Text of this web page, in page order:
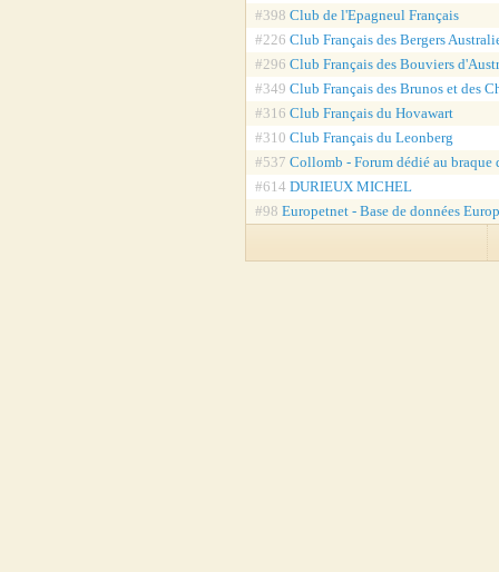
#398 Club de l'Epagneul Français
#226 Club Français des Bergers
#296 Club Français des Bouviers
#349 Club Français des Brunos et des
#316 Club Français du Hovawart
#310 Club Français du Leonberg
#537 Collomb - Forum dédié au braque
#614 DURIEUX MICHEL
#98 Europetnet - Base de données